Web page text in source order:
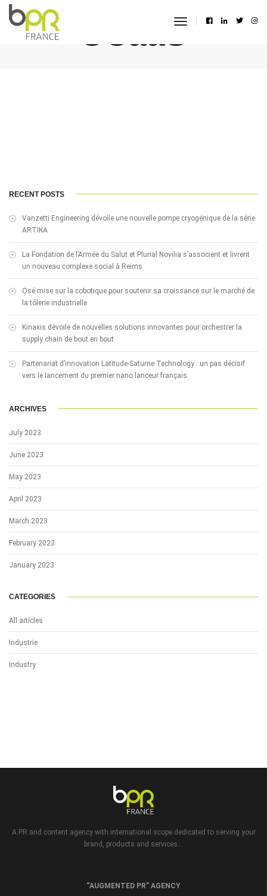
toggle
UCaaS
RECENT POSTS
Vanzetti Engineering dévoile une nouvelle pompe cryogénique de la série
ARTIKA
La Fondation de l’Armée du Salut et Plurial Novilia s’associent et livrent
un nouveau complexe social à Reims
Osé mise sur la cobotique pour soutenir sa croissance sur le marché de
la tôlerie industrielle
Kinaxis dévoile de nouvelles solutions innovantes pour orchestrer la
supply chain de bout en bout
Partenariat d’innovation Latitude-Saturne Technology : un pas décisif
vers le lancement du premier nano lanceur français
ARCHIVES
July 2023
June 2023
May 2023
April 2023
March 2023
February 2023
January 2023
CATEGORIES
All articles
Industrie
Industry
A PR and content agency with international scope dedicated to serving your
brand, products and services...
“AUGMENTED PR” AGENCY